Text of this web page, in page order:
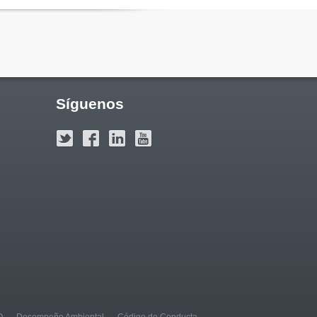
Síguenos